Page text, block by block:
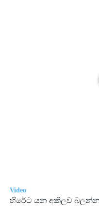
Video
හිරේට යන අකිලව